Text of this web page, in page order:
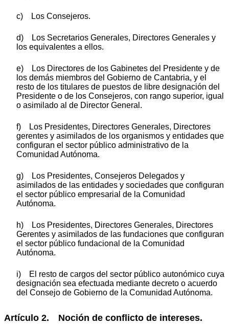
c) Los Consejeros.
d) Los Secretarios Generales, Directores Generales y
los equivalentes a ellos.
e) Los Directores de los Gabinetes del Presidente y de
los demás miembros del Gobierno de Cantabria, y el
resto de los titulares de puestos de libre designación del
Presidente o de los Consejeros, con rango superior, igual
o asimilado al de Director General.
f) Los Presidentes, Directores Generales, Directores
gerentes y asimilados de los organismos y entidades que
configuran el sector público administrativo de la
Comunidad Autónoma.
g) Los Presidentes, Consejeros Delegados y
asimilados de las entidades y sociedades que configuran
el sector público empresarial de la Comunidad
Autónoma.
h) Los Presidentes, Directores Generales, Directores
Gerentes y asimilados de las fundaciones que configuran
el sector público fundacional de la Comunidad
Autónoma.
i) El resto de cargos del sector público autonómico cuya
designación sea efectuada mediante decreto o acuerdo
del Consejo de Gobierno de la Comunidad Autónoma.
Artículo 2. Noción de conflicto de intereses.